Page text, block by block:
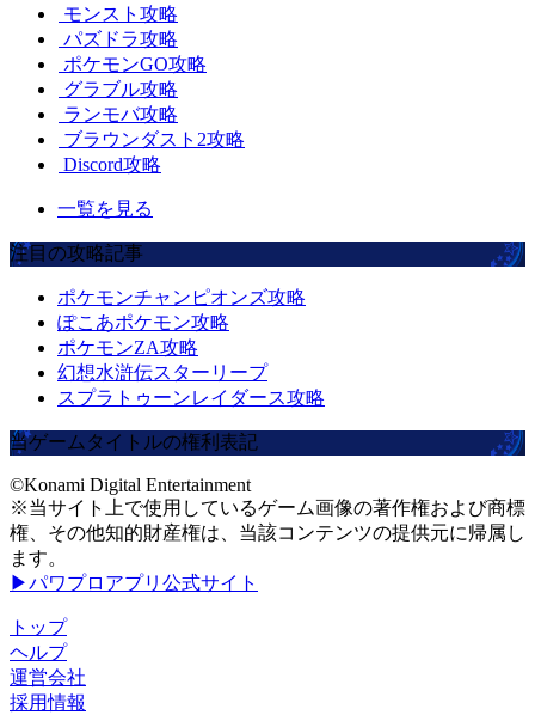
モンスト攻略
パズドラ攻略
ポケモンGO攻略
グラブル攻略
ランモバ攻略
ブラウンダスト2攻略
Discord攻略
一覧を見る
注目の攻略記事
ポケモンチャンピオンズ攻略
ぽこあポケモン攻略
ポケモンZA攻略
幻想水滸伝スターリープ
スプラトゥーンレイダース攻略
当ゲームタイトルの権利表記
©Konami Digital Entertainment
※当サイト上で使用しているゲーム画像の著作権および商標
権、その他知的財産権は、当該コンテンツの提供元に帰属し
ます。
▶パワプロアプリ公式サイト
トップ
ヘルプ
運営会社
採用情報